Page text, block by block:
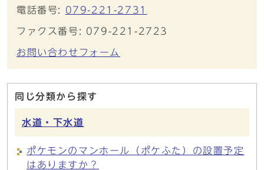
電話番号: 079-221-2731
ファクス番号: 079-221-2723
お問い合わせフォーム
同じ分類から探す
水道・下水道
ポケモンのマンホール（ポケふた）の設置予定
はありますか？